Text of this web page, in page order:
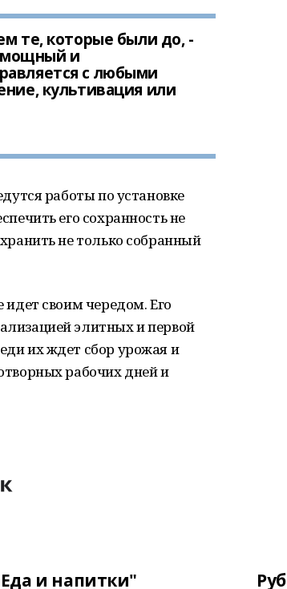
те, которые были до, -
мощный и
с любыми
культивация или
работы по установке
его сохранность не
не только собранный
своим чередом. Его
элитных и первой
их ждет сбор урожая и
рабочих дней и
и напитки"